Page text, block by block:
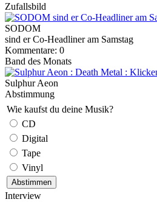
Zufallsbild
SODOM
sind er Co-Headliner am Samstag
Kommentare: 0
Band des Monats
Sulphur Aeon
Abstimmung
Wie kaufst du deine Musik?
CD
Digital
Tape
Vinyl
Interview